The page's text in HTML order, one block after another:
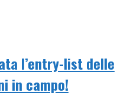
l’entry-list delle
in campo!